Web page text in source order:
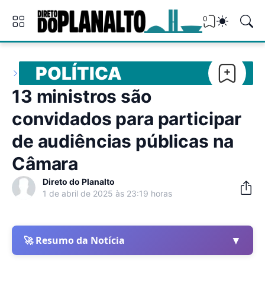
0
POLÍTICA
13 ministros são
convidados para participar
de audiências públicas na
Câmara
Direto do Planalto
1 de abril de 2025 às 23:19 horas
🚀 Resumo da Notícia ▼